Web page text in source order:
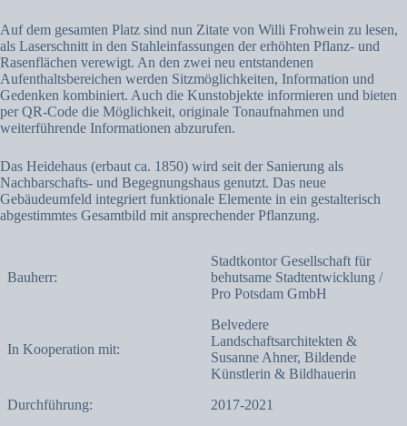
Auf dem gesamten Platz sind nun Zitate von Willi Frohwein zu lesen,
als Laserschnitt in den Stahleinfassungen der erhöhten Pflanz- und
Rasenflächen verewigt. An den zwei neu entstandenen
Aufenthaltsbereichen werden Sitzmöglichkeiten, Information und
Gedenken kombiniert. Auch die Kunstobjekte informieren und bieten
per QR-Code die Möglichkeit, originale Tonaufnahmen und
weiterführende Informationen abzurufen.
Das Heidehaus (erbaut ca. 1850) wird seit der Sanierung als
Nachbarschafts- und Begegnungshaus genutzt. Das neue
Gebäudeumfeld integriert funktionale Elemente in ein gestalterisch
abgestimmtes Gesamtbild mit ansprechender Pflanzung.
Bauherr:
Stadtkontor Gesellschaft für
behutsame Stadtentwicklung /
Pro Potsdam GmbH
In Kooperation mit:
Belvedere
Landschaftsarchitekten &
Susanne Ahner, Bildende
Künstlerin & Bildhauerin
Durchführung:
2017-2021